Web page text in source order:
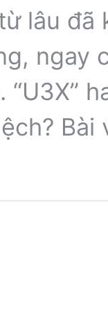
lâu
ngay